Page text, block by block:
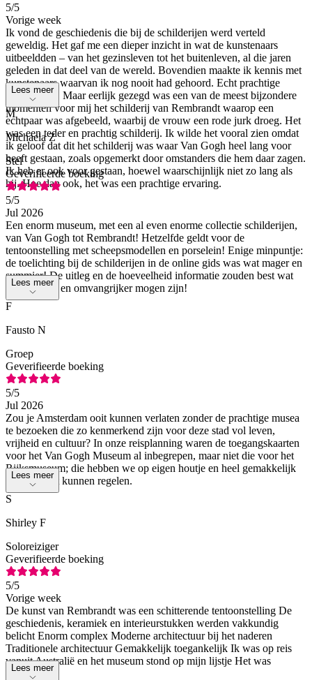
5/5
Vorige week
Ik vond de geschiedenis die bij de schilderijen werd verteld
geweldig. Het gaf me een dieper inzicht in wat de kunstenaars
uitbeeldden – van het gezinsleven tot het buitenleven, al die jaren
geleden in dat deel van de wereld. Bovendien maakte ik kennis met
kunstenaars waarvan ik nog nooit had gehoord. Echt prachtige
kunstenaars. Maar eerlijk gezegd was een van de meest bijzondere
momenten voor mij het schilderij van Rembrandt waarop een
echtpaar was afgebeeld, waarbij de vrouw een rode jurk droeg. Het
was een teder en prachtig schilderij. Ik wilde het vooral zien omdat
ik geloof dat dit het schilderij was waar Van Gogh heel lang voor
heeft gestaan, zoals opgemerkt door omstanders die hem daar zagen.
Ik heb er ook voor gestaan, hoewel waarschijnlijk niet zo lang als
hij. Hoe dan ook, het was een prachtige ervaring.
Lees meer
M
Michaela Z
Stel
Geverifieerde boeking
5/5
Jul 2026
Een enorm museum, met een al even enorme collectie schilderijen,
van Van Gogh tot Rembrandt! Hetzelfde geldt voor de
tentoonstelling met scheepsmodellen en porselein! Enige minpuntje:
de toelichting bij de schilderijen in de online gids was wat mager en
summier! De uitleg en de hoeveelheid informatie zouden best wat
uitgebreider en omvangrijker mogen zijn!
Lees meer
F
Fausto N
Groep
Geverifieerde boeking
5/5
Jul 2026
Zou je Amsterdam ooit kunnen verlaten zonder de prachtige musea
te bezoeken die zo kenmerkend zijn voor deze stad vol leven,
vrijheid en cultuur? In onze reisplanning waren de toegangskaarten
voor het Van Gogh Museum al inbegrepen, maar niet die voor het
Rijksmuseum; die hebben we op eigen houtje en heel gemakkelijk
via Headout kunnen regelen.
Lees meer
S
Shirley F
Soloreiziger
Geverifieerde boeking
5/5
Vorige week
De kunst van Rembrandt was een schitterende tentoonstelling De
geschiedenis, keramiek en interieurstukken werden vakkundig
belicht Enorm complex Moderne architectuur bij het naderen
Traditionele architectuur Gemakkelijk toegankelijk Ik was op reis
vanuit Australië en het museum stond op mijn lijstje Het was
schitterend
Lees meer